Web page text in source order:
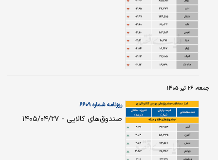
جمعه، ۲۶ تیر ۱۴۰۵
روزنامه شماره ۶۶۰۹
صندوق‌های کالایی - ۱۴۰۵/۰۴/۲۷